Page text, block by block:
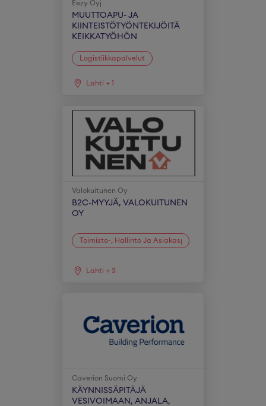
Eezy Oyj
MUUTTOAPU- JA
KIINTEISTÖTYÖNTEKIJÖITÄ
KEIKKATYÖHÖN
Logistiikkapalvelut
Lahti + 1
Valokuitunen Oy
B2C-MYYJÄ, VALOKUITUNEN
OY
Toimisto-, Hallinto Ja Asiakaspalvelu
Lahti + 3
Caverion Suomi Oy
KÄYNNISSÄPITÄJÄ
VESIVOIMAAN, ANJALA,